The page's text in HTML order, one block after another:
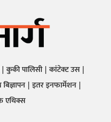
कुकी पालिसी कांटेक्ट उस
इतर इनफार्मेशन
एथिक्स